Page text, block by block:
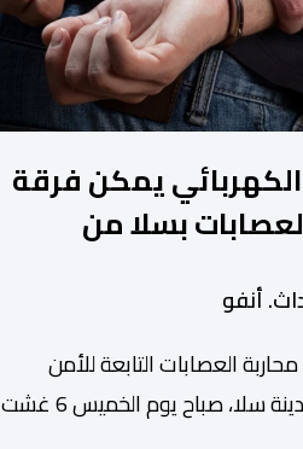
يمكن فرقة
بسلا من
هائج وخطر
أنفو
العصابات التابعة للأمن
الإقليمي بمدينة سلا، صباح يوم الخميس 6 غشت